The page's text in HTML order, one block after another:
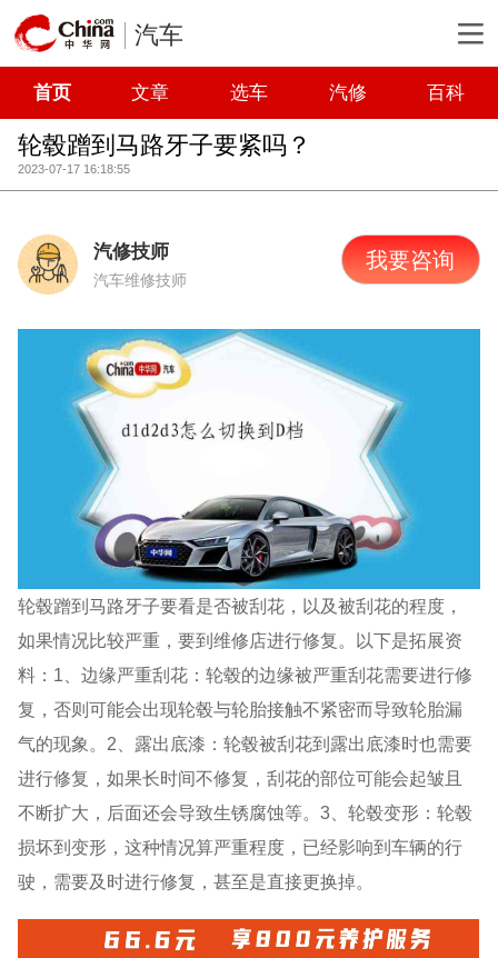
汽车
首页 文章 选车 汽修 百科
轮毂蹭到马路牙子要紧吗？
2023-07-17 16:18:55
汽修技师
汽车维修技师
我要咨询
轮毂蹭到马路牙子要看是否被刮花，以及被刮花的程度，
如果情况比较严重，要到维修店进行修复。以下是拓展资
料：1、边缘严重刮花：轮毂的边缘被严重刮花需要进行修
复，否则可能会出现轮毂与轮胎接触不紧密而导致轮胎漏
气的现象。2、露出底漆：轮毂被刮花到露出底漆时也需要
进行修复，如果长时间不修复，刮花的部位可能会起皱且
不断扩大，后面还会导致生锈腐蚀等。3、轮毂变形：轮毂
损坏到变形，这种情况算严重程度，已经影响到车辆的行
驶，需要及时进行修复，甚至是直接更换掉。